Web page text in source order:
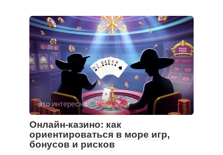
Это интересно
Онлайн-казино: как
ориентироваться в море игр,
бонусов и рисков